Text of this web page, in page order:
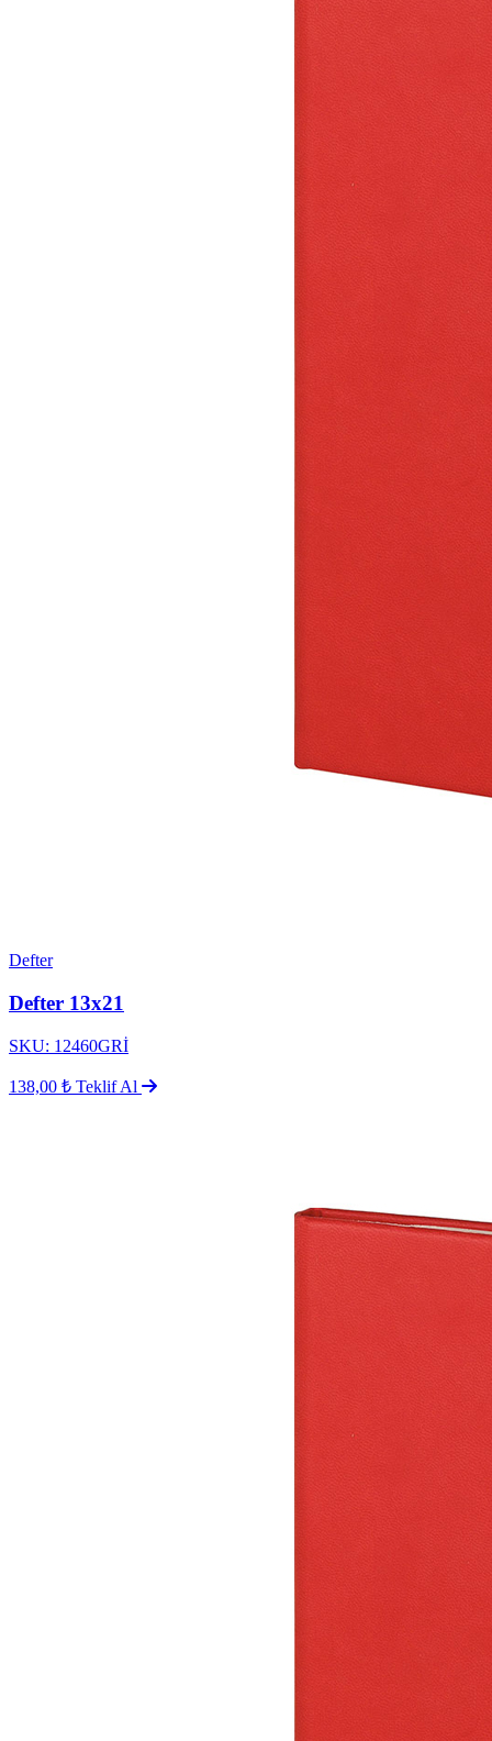
Defter
Defter 13x21
SKU: 12460GRİ
138,00 ₺ Teklif Al